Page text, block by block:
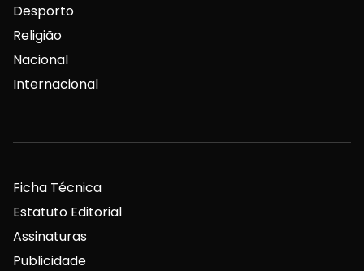
Desporto
Religião
Nacional
Internacional
Ficha Técnica
Estatuto Editorial
Assinaturas
Publicidade